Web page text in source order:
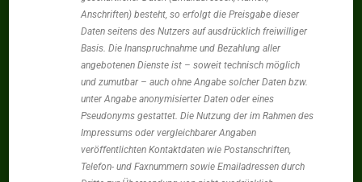
Anschriften) besteht, so erfolgt die Preisgabe dieser
Daten seitens des Nutzers auf ausdrücklich freiwilliger
Basis. Die Inanspruchnahme und Bezahlung aller
angebotenen Dienste ist – soweit technisch möglich
und zumutbar – auch ohne Angabe solcher Daten bzw.
unter Angabe anonymisierter Daten oder eines
Pseudonyms gestattet. Die Nutzung der im Rahmen des
Impressums oder vergleichbarer Angaben
veröffentlichten Kontaktdaten wie Postanschriften,
Telefon- und Faxnummern sowie Emailadressen durch